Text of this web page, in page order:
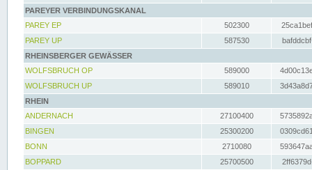
PAREYER VERBINDUNGSKANAL
PAREY EP
502300
PAREY UP
587530
RHEINSBERGER GEWÄSSER
WOLFSBRUCH OP
589000
WOLFSBRUCH UP
589010
RHEIN
ANDERNACH
27100400
BINGEN
25300200
BONN
2710080
BOPPARD
25700500